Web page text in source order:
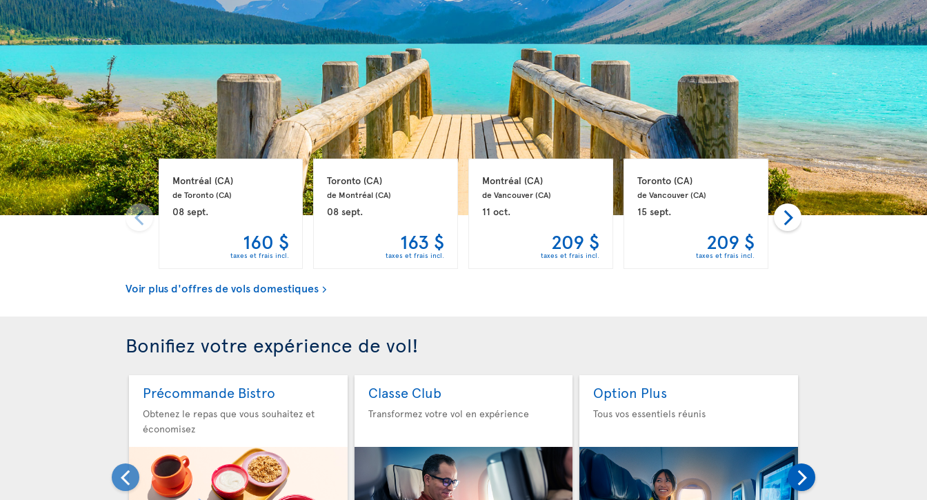
Montréal (CA)
de Toronto (CA)
08 sept.
160 $
taxes et frais incl.
Toronto (CA)
de Montréal (CA)
08 sept.
163 $
taxes et frais incl.
Montréal (CA)
de Vancouver (CA)
11 oct.
209 $
taxes et frais incl.
Toronto (CA)
de Vancouver (CA)
15 sept.
209 $
taxes et frais incl.
Montréal (CA)
de Calgary (CA)
09 sept.
Voir plus d'offres de vols domestiques
Bonifiez votre expérience de vol!
Précommande Bistro
Obtenez le repas que vous souhaitez et
économisez
Classe Club
Transformez votre vol en expérience
Option Plus
Tous vos essentiels réunis